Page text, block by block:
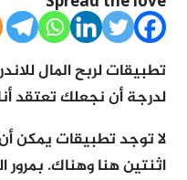
تطبيقات لربح المال
لدرجة أن نجعلك تعتقد
لا توجد تطبيقات يمكن
اثنتين هنا وهناك.